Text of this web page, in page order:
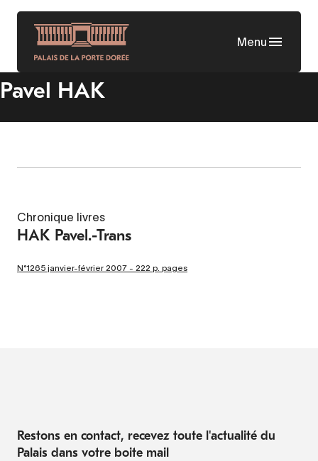
Aller
contenu
principal
Menu
Pavel HAK
Chronique livres
HAK Pavel.-Trans
N°1265 janvier-février 2007 - 222 p. pages
Restons en contact, recevez toute l'actualité du
Palais dans votre boite mail